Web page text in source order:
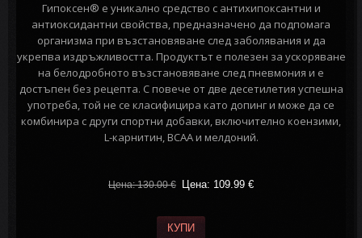
Гипоксен® е уникално средство с антихипоксантни и
антиоксидантни свойства, предназначено да подпомага
организма при възстановяване след заболявания и да
укрепва издръжливостта. Продуктът е полезен за ускоряване
на белодробното възстановяване след пневмония и е
достъпен без рецепта. С повече от две десетилетия успешна
употреба, той не се класифицира като допинг и може да се
комбинира с други спортни добавки, включително коензими,
L-карнитин, BCAA и мелдоний.
Цена: 130.00€ Цена: 109.99 €
КУПИ